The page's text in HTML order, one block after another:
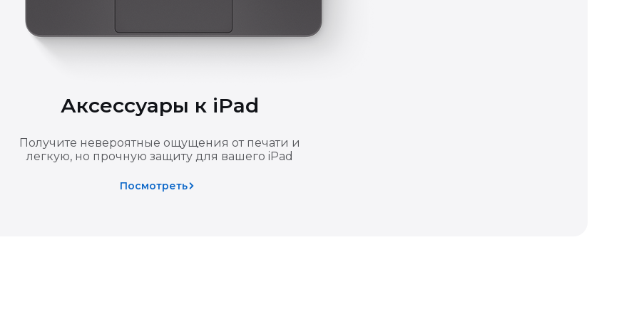
для отказа в возврате — вы можете подтвердить покупку другими доказательствами (выпиской,
Получите невероятные ощущения от печати и
легкую, но прочную защиту для вашего iPad
Аксессуары к iPad
Посмотреть